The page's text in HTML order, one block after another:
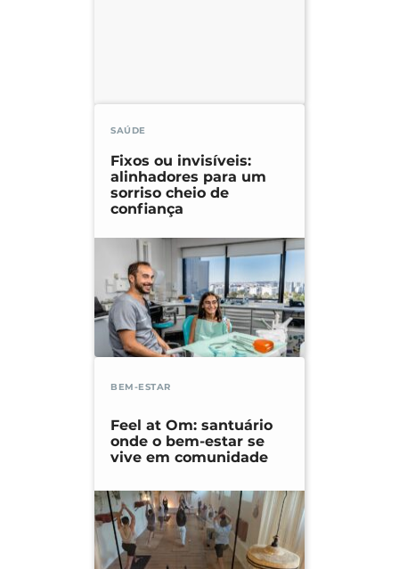
SAÚDE
Fixos ou invisíveis:
alinhadores para um
sorriso cheio de
confiança
BEM-ESTAR
Feel at Om: santuário
onde o bem-estar se
vive em comunidade